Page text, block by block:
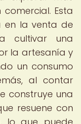
Esta
en la venta de
cultivar una
la artesanía y
un consumo
al contar
construye una
resuene con